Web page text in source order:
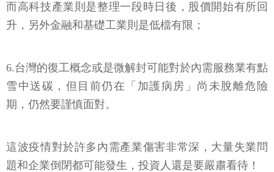
而高科技產業則是整理一段時日後，股價開始有所回
升，另外金融和基礎工業則是低檔有限；
6.台灣的復工概念或是微解封可能對於內需服務業有點
雪中送碳，但目前仍在「加護病房」尚未脫離危險
期，仍然要謹慎面對。
這波疫情對於許多內需產業傷害非常深，大量失業問
題和企業倒閉都可能發生，投資人還是要嚴肅看待！